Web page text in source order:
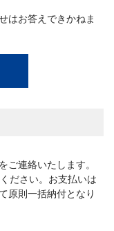
はお答えできかねま
連絡いたします。
ださい。お支払いは
原則一括納付となり